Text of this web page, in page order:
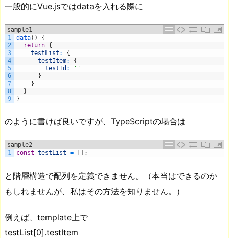
一般的にVue.jsではdataを入れる際に
sample1
1
2
3
4
5
6
7
8
9
data( )
{
return {
testList :
{
testItem:
{
testId :
''
}
}
}
}
のように書けば良いですが、TypeScriptの場合は
sample2
1
const testList = ;
と階層構造で配列を定義できません。（本当はできるのか
もしれませんが、私はその方法を知りません。）
例えば、template上で
testList[0].testItem